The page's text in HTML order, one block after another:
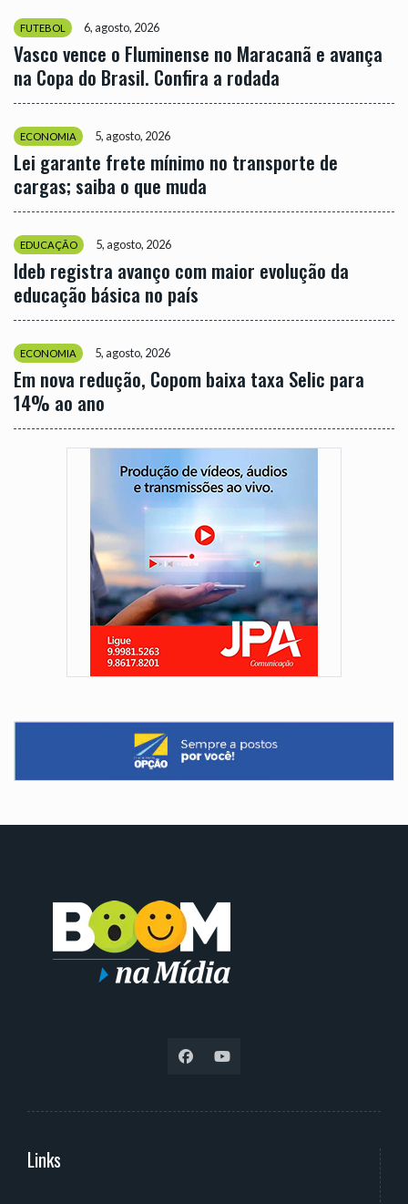
FUTEBOL 6, agosto, 2026
Vasco vence o Fluminense no Maracanã e avança
na Copa do Brasil. Confira a rodada
ECONOMIA 5, agosto, 2026
Lei garante frete mínimo no transporte de
cargas; saiba o que muda
EDUCAÇÃO 5, agosto, 2026
Ideb registra avanço com maior evolução da
educação básica no país
ECONOMIA 5, agosto, 2026
Em nova redução, Copom baixa taxa Selic para
14% ao ano
Links
Serviços